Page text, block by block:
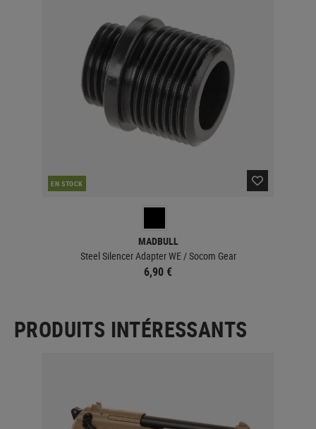
EN STOCK
MADBULL
Steel Silencer Adapter WE / Socom Gear
6,90 €
PRODUITS INTÉRESSANTS